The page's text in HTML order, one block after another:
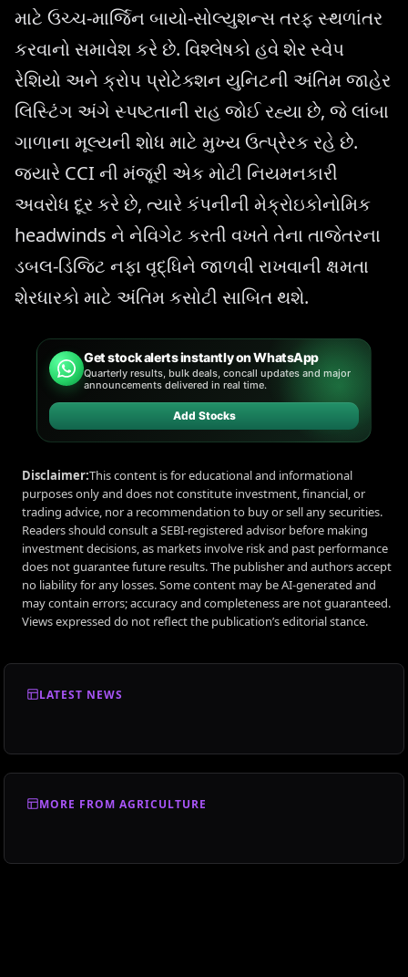
માટે ઉચ્ચ-માર્જિન બાયો-સોલ્યુશન્સ તરફ સ્થળાંતર
કરવાનો સમાવેશ કરે છે. વિશ્લેષકો હવે શેર સ્વેપ
રેશિયો અને ક્રોપ પ્રોટેક્શન યુનિટની અંતિમ જાહેર
લિસ્ટિંગ અંગે સ્પષ્ટતાની રાહ જોઈ રહ્યા છે, જે લાંબા
ગાળાના મૂલ્યની શોધ માટે મુખ્ય ઉત્પ્રેરક રહે છે.
જ્યારે CCI ની મંજૂરી એક મોટી નિયમનકારી
અવરોધ દૂર કરે છે, ત્યારે કંપનીની મેક્રોઇકોનોમિક
headwinds ને નેવિગેટ કરતી વખતે તેના તાજેતરના
ડબલ-ડિજિટ નફા વૃદ્ધિને જાળવી રાખવાની ક્ષમતા
શેરધારકો માટે અંતિમ કસોટી સાબિત થશે.
Get stock alerts instantly on WhatsApp
Quarterly results, bulk deals, concall updates and major
announcements delivered in real time.
Add Stocks
Disclaimer:This content is for educational and informational
purposes only and does not constitute investment, financial, or
trading advice, nor a recommendation to buy or sell any securities.
Readers should consult a SEBI-registered advisor before making
investment decisions, as markets involve risk and past performance
does not guarantee future results. The publisher and authors accept
no liability for any losses. Some content may be AI-generated and
may contain errors; accuracy and completeness are not guaranteed.
Views expressed do not reflect the publication’s editorial stance.
LATEST NEWS
MORE FROM AGRICULTURE